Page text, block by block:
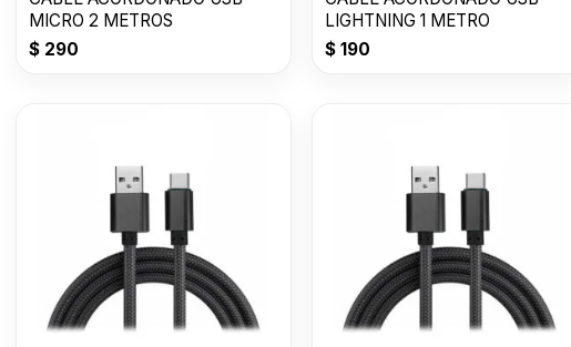
MICRO 2 METROS
$ 290
LIGHTNING 1 METRO
$190